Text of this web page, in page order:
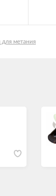
для метания